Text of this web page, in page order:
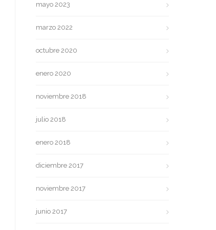
mayo 2023
marzo 2022
octubre 2020
enero 2020
noviembre 2018
julio 2018
enero 2018
diciembre 2017
noviembre 2017
junio 2017